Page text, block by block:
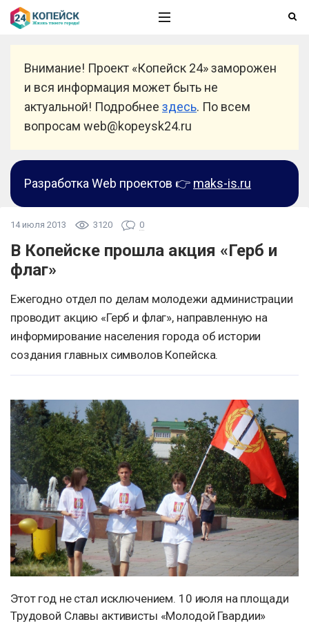
Внимание! Проект «Копейск 24» заморожен
и вся информация может быть не
актуальной! Подробнее здесь. По всем
вопросам web@kopeysk24.ru
Разработка Web проектов 👉 maks-is.ru
14 июля 2013 3120 0
В Копейске прошла акция «Герб и
флаг»
Ежегодно отдел по делам молодежи администрации
проводит акцию «Герб и флаг», направленную на
информирование населения города об истории
создания главных символов Копейска.
Этот год не стал исключением. 10 июля на площади
Трудовой Славы активисты «Молодой Гвардии»